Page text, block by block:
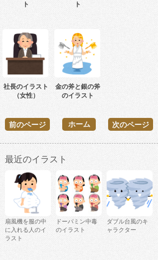
ト
ト
社長のイラスト
（女性）
金の斧と銀の斧
のイラスト
前のページ 次のページ
ホーム
最近のイラスト
扇風機を服の中
に入れる人のイ
ラスト
ドーパミン中毒
のイラスト
ダブル台風のキ
ャラクター